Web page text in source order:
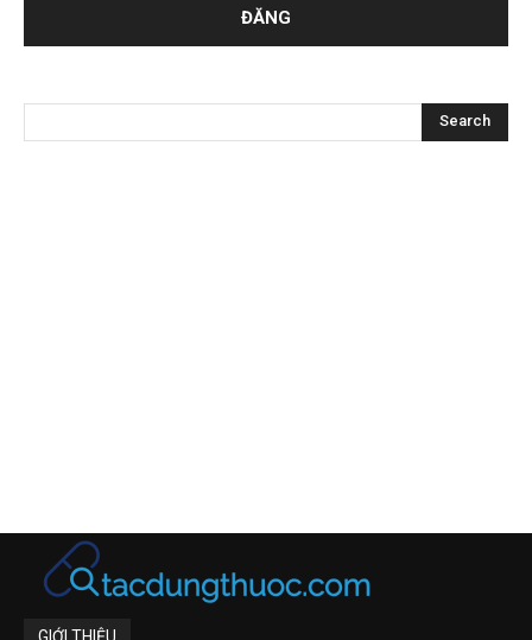
GIỚI THIỆU